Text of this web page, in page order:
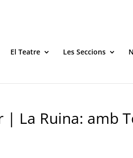
El Teatre Les Seccions
| La Ruina: amb